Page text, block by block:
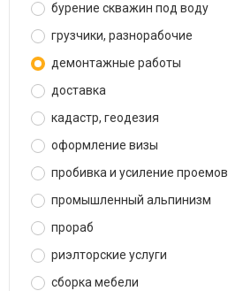
бурение скважин под воду
грузчики, разнорабочие
демонтажные работы
доставка
кадастр, геодезия
оформление визы
пробивка и усиление проемов
промышленный альпинизм
прораб
риэлторские услуги
сборка мебели